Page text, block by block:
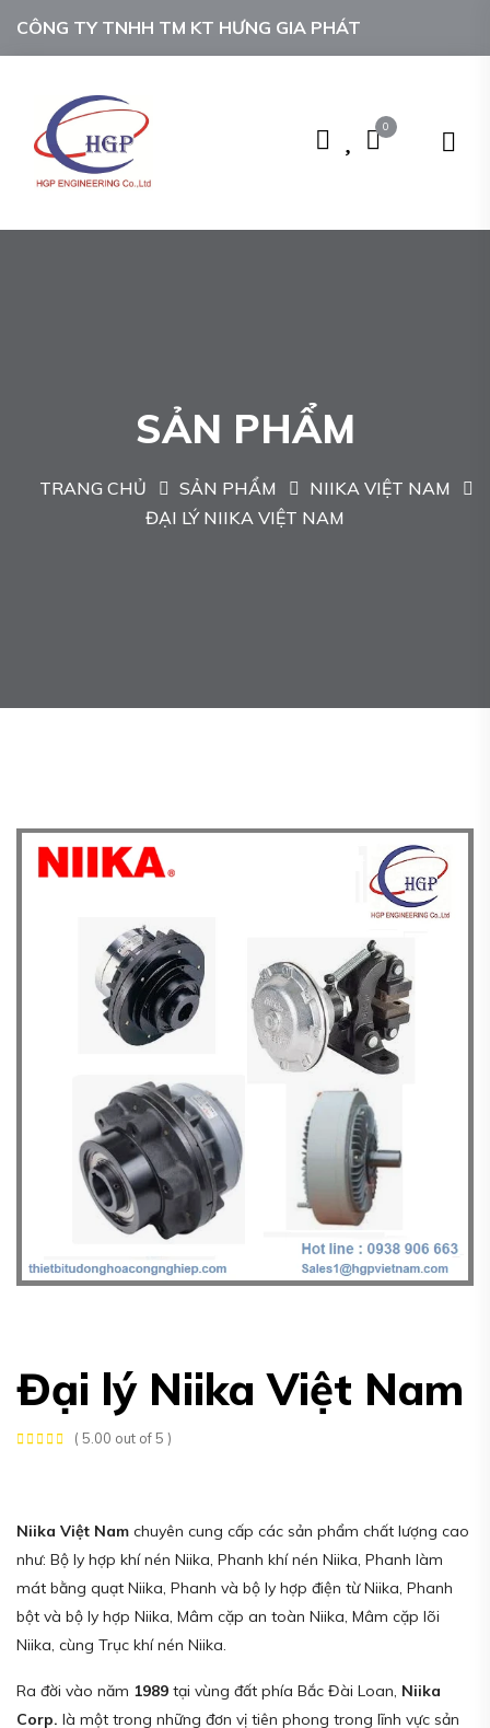
CÔNG TY TNHH TM KT HƯNG GIA PHÁT
0
SẢN PHẨM
TRANG CHỦ SẢN PHẨM
NIIKA VIỆT NAM
ĐẠI LÝ NIIKA VIỆT NAM
Đại lý Niika Việt Nam
( 5.00 out of 5 )
Niika Việt Nam chuyên cung cấp các sản phẩm chất lượng cao
như: Bộ ly hợp khí nén Niika, Phanh khí nén Niika, Phanh làm
mát bằng quạt Niika, Phanh và bộ ly hợp điện từ Niika, Phanh
bột và bộ ly hợp Niika, Mâm cặp an toàn Niika, Mâm cặp lõi
Niika, cùng Trục khí nén Niika.
Ra đời vào năm 1989 tại vùng đất phía Bắc Đài Loan, Niika
Corp. là một trong những đơn vị tiên phong trong lĩnh vực sản